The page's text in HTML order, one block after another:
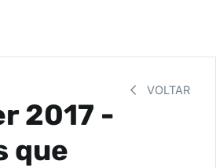
VOLTAR
2017 -
que